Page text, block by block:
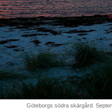
Göteborgs södra skärgård.